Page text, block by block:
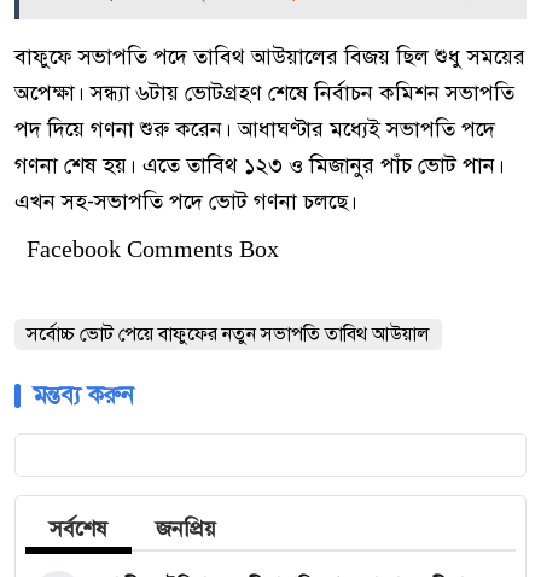
বাফুফে সভাপতি পদে তাবিথ আউয়ালের বিজয় ছিল শুধু সময়ের
অপেক্ষা। সন্ধ্যা ৬টায় ভোটগ্রহণ শেষে নির্বাচন কমিশন সভাপতি
পদ দিয়ে গণনা শুরু করেন। আধাঘণ্টার মধ্যেই সভাপতি পদে
গণনা শেষ হয়। এতে তাবিথ ১২৩ ও মিজানুর পাঁচ ভোট পান।
এখন সহ-সভাপতি পদে ভোট গণনা চলছে।
Facebook Comments Box
সর্বোচ্চ ভোট পেয়ে বাফুফের নতুন সভাপতি তাবিথ আউয়াল
মন্তব্য করুন
সর্বশেষ জনপ্রিয়